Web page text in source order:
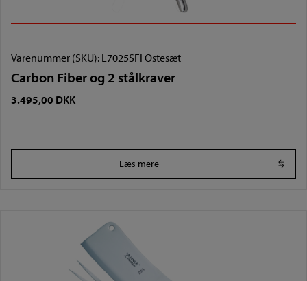
Varenummer (SKU): L7025SFI Ostesæt
Carbon Fiber og 2 stålkraver
3.495,00 DKK
Læs mere